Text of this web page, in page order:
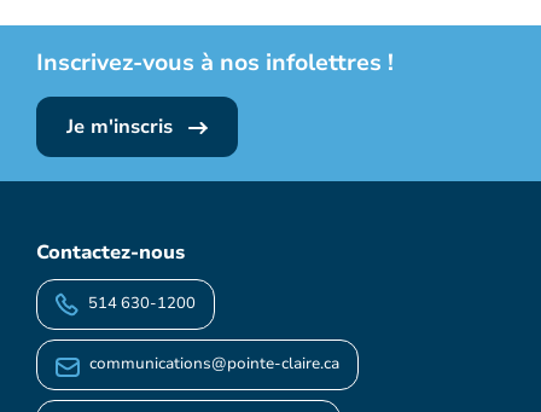
Inscrivez-vous à nos infolettres !
Je m'inscris
Contactez-nous
514 630-1200
communications@pointe-claire.ca